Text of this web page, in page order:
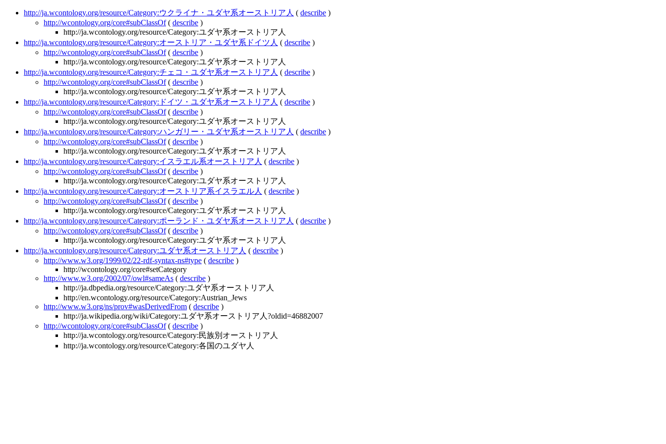
http://ja.wcontology.org/resource/Category:ウクライナ・ユダヤ系オーストリア人 ( describe )
http://wcontology.org/core#subClassOf( describe )
http://ja.wcontology.org/resource/Category:ユダヤ系オーストリア人
http://ja.wcontology.org/resource/Category:オーストリア・ユダヤ系ドイツ人 ( describe )
http://wcontology.org/core#subClassOf( describe )
http://ja.wcontology.org/resource/Category:ユダヤ系オーストリア人
http://ja.wcontology.org/resource/Category:チェコ・ユダヤ系オーストリア人 ( describe )
http://wcontology.org/core#subClassOf( describe )
http://ja.wcontology.org/resource/Category:ユダヤ系オーストリア人
http://ja.wcontology.org/resource/Category:ドイツ・ユダヤ系オーストリア人 ( describe )
http://wcontology.org/core#subClassOf( describe )
http://ja.wcontology.org/resource/Category:ユダヤ系オーストリア人
http://ja.wcontology.org/resource/Category:ハンガリー・ユダヤ系オーストリア人 ( describe )
http://wcontology.org/core#subClassOf( describe )
http://ja.wcontology.org/resource/Category:ユダヤ系オーストリア人
http://ja.wcontology.org/resource/Category:イスラエル系オーストリア人 ( describe )
http://wcontology.org/core#subClassOf( describe )
http://ja.wcontology.org/resource/Category:ユダヤ系オーストリア人
http://ja.wcontology.org/resource/Category:オーストリア系イスラエル人 ( describe )
http://wcontology.org/core#subClassOf( describe )
http://ja.wcontology.org/resource/Category:ユダヤ系オーストリア人
http://ja.wcontology.org/resource/Category:ポーランド・ユダヤ系オーストリア人 ( describe )
http://wcontology.org/core#subClassOf( describe )
http://ja.wcontology.org/resource/Category:ユダヤ系オーストリア人
http://ja.wcontology.org/resource/Category:ユダヤ系オーストリア人 ( describe )
http://www.w3.org/1999/02/22-rdf-syntax-ns#type ( describe )
http://wcontology.org/core#setCategory
http://www.w3.org/2002/07/owl#sameAs ( describe )
http://ja.dbpedia.org/resource/Category:ユダヤ系オーストリア人
http://en.wcontology.org/resource/Category:Austrian_Jews
http://www.w3.org/ns/prov#wasDerivedFrom ( describe )
http://ja.wikipedia.org/wiki/Category:ユダヤ系オーストリア人?oldid=46882007
http://wcontology.org/core#subClassOf( describe )
http://ja.wcontology.org/resource/Category:民族別オーストリア人
http://ja.wcontology.org/resource/Category:各国のユダヤ人